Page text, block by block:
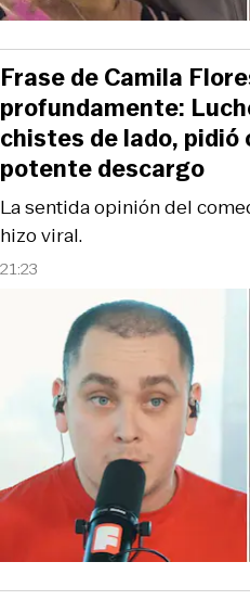
21:23
La sentida opinión del
hizo viral.
Frase de Camila
profundamente:
chistes de lado, pidió
potente descargo